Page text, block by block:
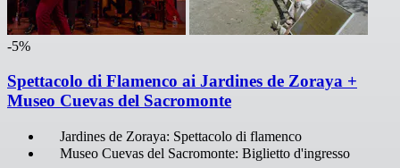
-5%
Spettacolo di Flamenco ai Jardines de Zoraya +
Museo Cuevas del Sacromonte
Jardines de Zoraya: Spettacolo di flamenco
Museo Cuevas del Sacromonte: Biglietto d'ingresso